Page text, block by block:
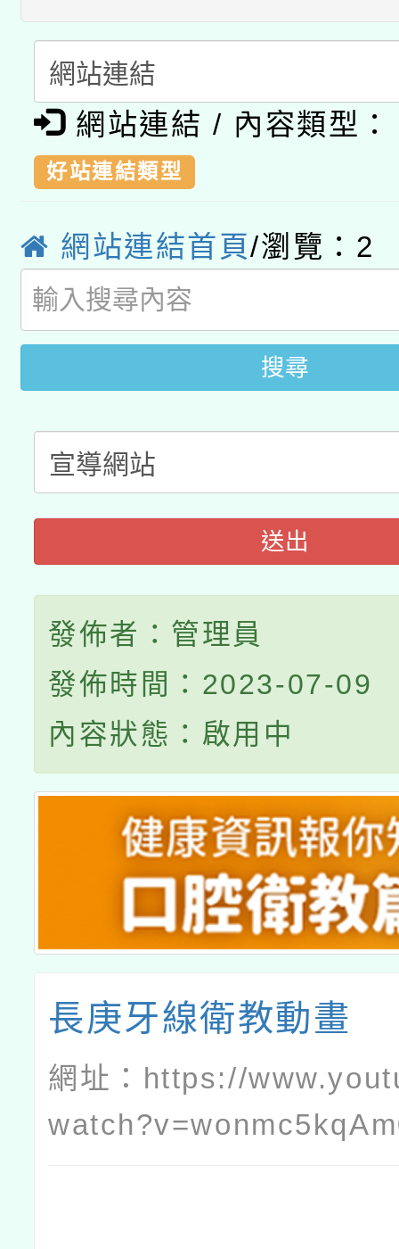
招)
本館辦理115年度閱讀
暨閱讀推動專業研習
科技賦能─人工智慧
礎課程
A3數位素養講師名單
「數位內容與教學軟體
有關大陸委員會函釋公
薪期間赴陸應申請許可
轉知經濟部水利署委託
業技術研究院辦理「
用水績優單位及節水達
動」
115年8月22日(星期六
桃園市孔廟祈福系列
開 智慧啟航」
2026年桃園地景藝術
網站連結 / 內容類型：
好站連結類型
網站連結首頁/瀏覽： 2
搜尋
送出
發佈者：管理員
發佈時間：2023-07-09
內容狀態：啟用中
長庚牙線衛教動畫
網址： https://